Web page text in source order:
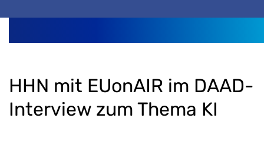
HHN mit EUonAIR im DAAD-
Interview zum Thema KI